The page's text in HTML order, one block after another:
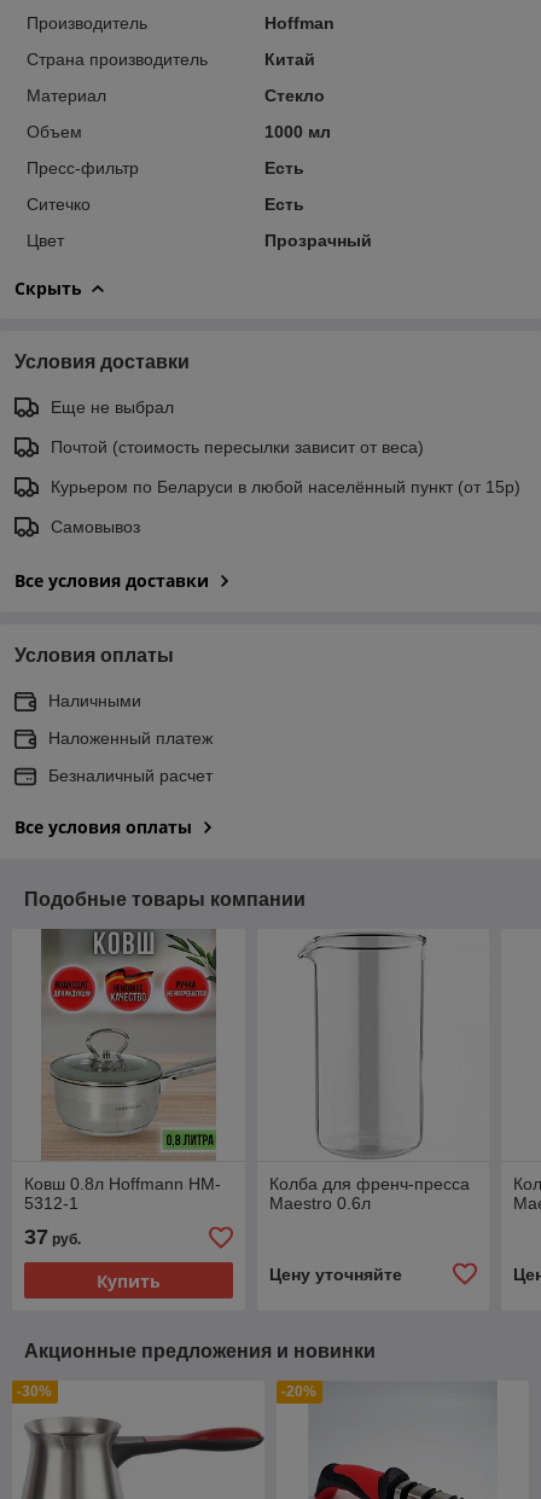
Производитель
Hoffman
Страна производитель
Китай
Материал
Стекло
Объем
1000 мл
Пресс-фильтр
Есть
Ситечко
Есть
Цвет
Прозрачный
Скрыть
Условия доставки
Еще не выбрал
Почтой (стоимость пересылки зависит от веса)
Курьером по Беларуси в любой населённый пункт (от 15р)
Самовывоз
Все условия доставки
Условия оплаты
Наличными
Наложенный платеж
Безналичный расчет
Все условия оплаты
Подобные товары компании
Ковш 0.8л Hoffmann HM-
5312-1
37 руб.
Купить
Колба для френч-пресса
Maestro 0.6л
Цену уточняйте
Акционные предложения и новинки
-30% -20%